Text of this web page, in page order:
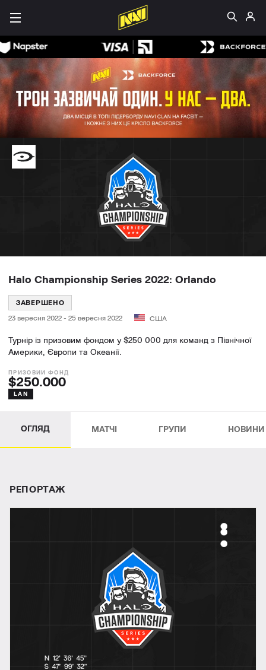
Halo Championship Series 2022: Orlando
ЗАВЕРШЕНО
23 вересня 2022 - 25 вересня 2022 США
Турнір із призовим фондом у $250 000 для команд з Північної
Америки, Європи та Океанії.
$250.000
LAN
ОГЛЯД МАТЧІ ГРУПИ НОВИНИ
РЕПОРТАЖ